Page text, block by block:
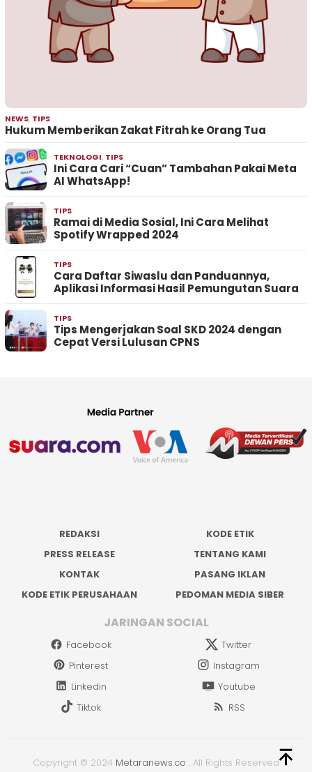
NEWS, TIPS
Hukum Memberikan Zakat Fitrah ke Orang Tua
TEKNOLOGI, TIPS
Ini Cara Cari “Cuan” Tambahan Pakai Meta
AI WhatsApp!
TIPS
Ramai di Media Sosial, Ini Cara Melihat
Spotify Wrapped 2024
TIPS
Cara Daftar Siwaslu dan Panduannya,
Aplikasi Informasi Hasil Pemungutan Suara
TIPS
Tips Mengerjakan Soal SKD 2024 dengan
Cepat Versi Lulusan CPNS
REDAKSI
KODE ETIK
PRESS RELEASE
TENTANG KAMI
KONTAK
PASANG IKLAN
KODE ETIK PERUSAHAAN
PEDOMAN MEDIA SIBER
JARINGAN SOCIAL
Facebook
Twitter
Pinterest
Instagram
Linkedin
Youtube
Tiktok
RSS
Copyright © 2024 Metaranews.co . All Rights Reserved